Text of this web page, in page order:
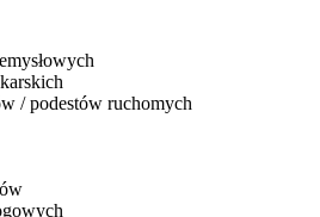
/ podestów ruchomych